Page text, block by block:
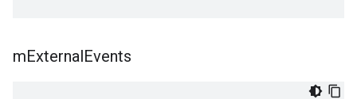
mExternalEvents